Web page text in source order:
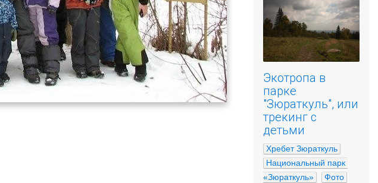
Экотропа в
парке
"Зюраткуль", или
трекинг с
детьми
Хребет Зюраткуль
Национальный парк
«Зюраткуль»
Фото